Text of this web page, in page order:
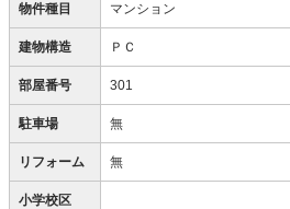
物件種目 マンション
建物構造 ＰＣ
部屋番号 301
駐車場 無
リフォーム 無
小学校区